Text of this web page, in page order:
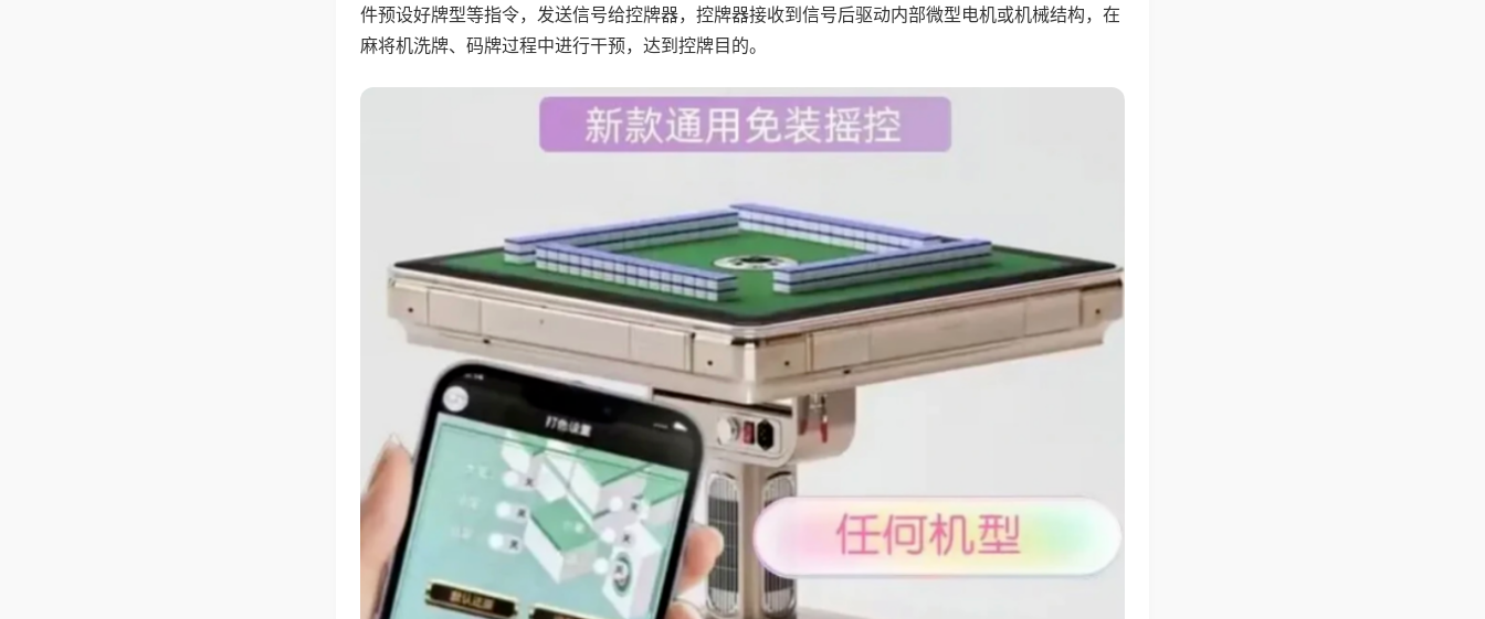
件预设好牌型等指令，发送信号给控牌器，控牌器接收到信号后驱动内部微型电机或机械结构，在
麻将机洗牌、码牌过程中进行干预，达到控牌目的。